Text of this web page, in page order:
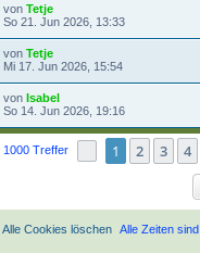
von Tetje
So 21. Jun 2026, 13:33
von Tetje
Mi 17. Jun 2026, 15:54
von Isabel
So 14. Jun 2026, 19:16
1000 Treffer Seite von40
1 2 3 4
Alle Zeiten sind
Alle Cookies löschen